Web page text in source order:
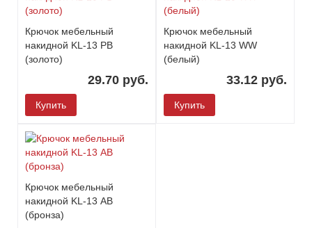
Крючок мебельный
накидной KL-13 PB
(золото)
29.70 руб.
Купить
Крючок мебельный
накидной KL-13 WW
(белый)
33.12 руб.
Купить
Крючок мебельный
накидной KL-13 АВ
(бронза)